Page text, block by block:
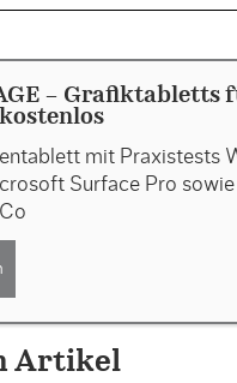
- Grafiktabletts
mit Praxistests
Surface Pro sowie
Artikel